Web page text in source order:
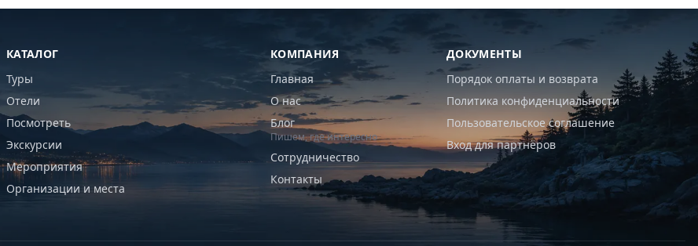
КАТАЛОГ
Туры
Отели
Посмотреть
Экскурсии
Мероприятия
Организации и места
КОМПАНИЯ
Главная
О нас
Блог
Пишем, где интересно
Сотрудничество
Контакты
ДОКУМЕНТЫ
Порядок оплаты и возврата
Политика конфиденциальности
Пользовательское соглашение
Вход для партнёров